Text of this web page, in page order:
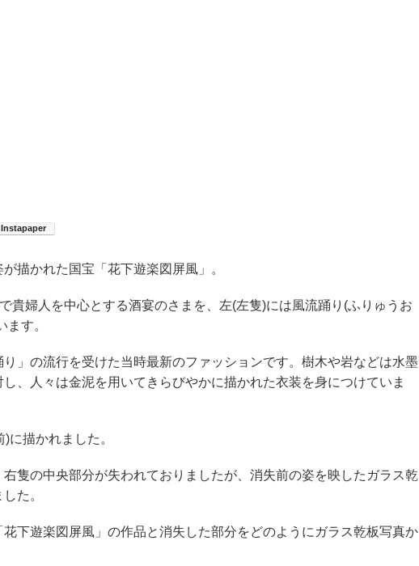
描かれた国宝「花下遊楽図屏風」。
貴婦人を中心とする酒宴のさまを、左(左隻)には風流踊り(ふりゅうお
す。
」の流行を受けた当時最新のファッションです。樹木や岩などは水墨
、人々は金泥を用いてきらびやかに描かれた衣装を身につけていま
に描かれました。
隻の中央部分が失われておりましたが、消失前の姿を映したガラス乾
た。
下遊楽図屏風」の作品と消失した部分をどのようにガラス乾板写真か